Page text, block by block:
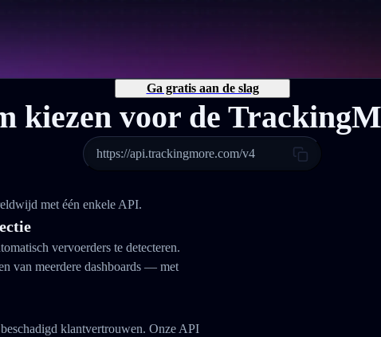
Ga gratis aan de slag
kiezen voor de
https://api.trackingmore.com/v4
met één enkele API.
vervoerders te detecteren.
van meerdere dashboards — met
klantvertrouwen. Onze API